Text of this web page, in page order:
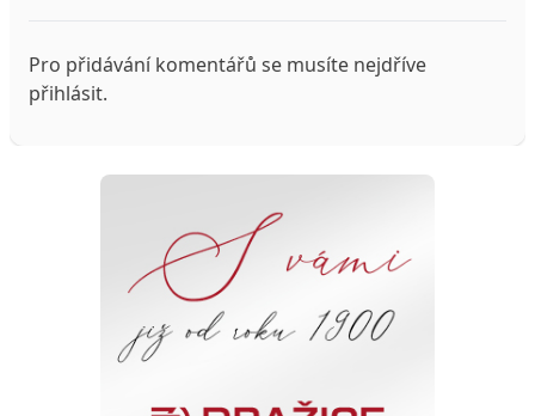
Pro přidávání komentářů se musíte nejdříve
přihlásit.